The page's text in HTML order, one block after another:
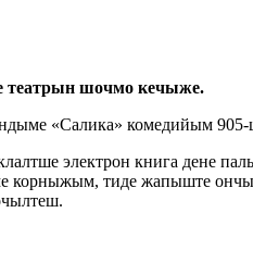
шочмо кечыже.
«Салика» комедийым 905-
электрон книга дене
тиде жапыште